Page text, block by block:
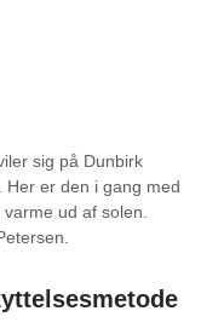
sig på Dunbirk
er den i gang med
ud af solen.